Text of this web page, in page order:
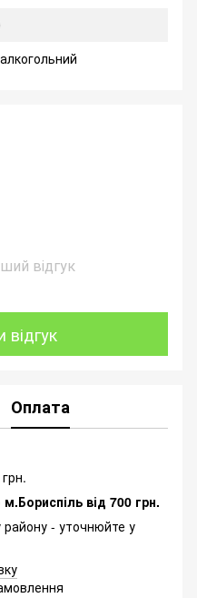
відгук
Оплата
від 700 грн.
- уточнюйте у